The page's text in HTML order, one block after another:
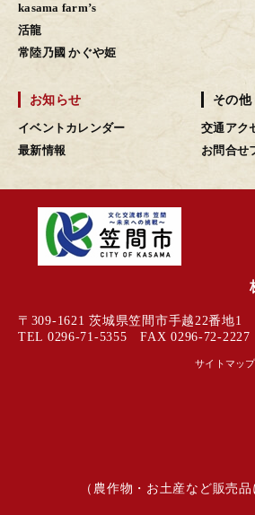
kasama farm’s
活龍
常陸乃國 かぐや姫
お知らせ
イベントカレンダー
最新情報
その他
交通アク
お問合せ
〒309-1621 茨城県笠間市手越22番地1
TEL 0296-71-5355 FAX 0296-72-2227
サイトマップ
（農作物・お土産など販売